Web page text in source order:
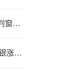
原油周跌14%迎关键拐点！48小时谈判窗口，暗藏行情变数
美伊谈判各说各话，这条暗线已让白银涨疯了